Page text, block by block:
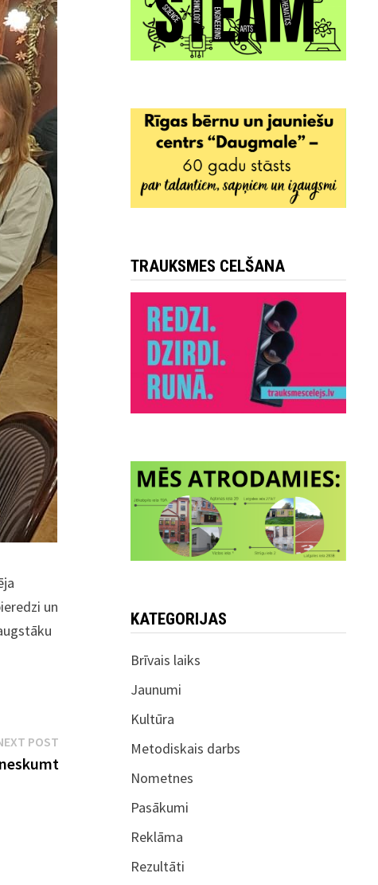
un
POSTNext
post:
TRAUKSMES CELŠANA
KATEGORIJAS
Brīvais laiks
Jaunumi
Kultūra
Metodiskais darbs
Nometnes
Pasākumi
Reklāma
Rezultāti